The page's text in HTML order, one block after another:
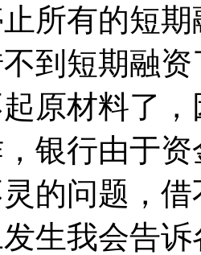
所有的短
到短期融
原材料了
银行由于
的问题，
生我会告